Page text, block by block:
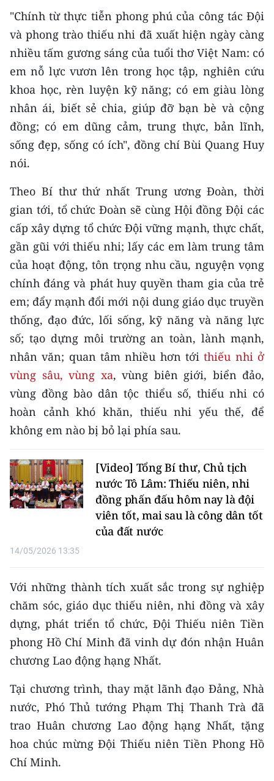
Trung du và miền núi phía Bắc
Đồng bằng sông Hồng
Bắc Trung Bộ
Duyên hải Nam Trung Bộ và Tây
Nguyên
Đông Nam Bộ
Chuyên trang Hà Nội
Chuyên trang TP. Hồ Chí Minh
CHUYÊN ĐỀ
CÁC CHUYÊN TRANG
VỀ BÁO NHÂN DÂN
THỜI NAY
NHÂN DÂN CUỐI TUẦN
NHÂN DÂN HẰNG THÁNG
ĐỌC BÁO IN
РУССКИЙ
ESPAÑOL
한국어
"Chính từ thực tiễn phong phú của công tác Đội
và phong trào thiếu nhi đã xuất hiện ngày càng
nhiều tấm gương sáng của tuổi thơ Việt Nam: có
em nỗ lực vươn lên trong học tập, nghiên cứu
khoa học, rèn luyện kỹ năng; có em giàu lòng
nhân ái, biết sẻ chia, giúp đỡ bạn bè và cộng
đồng; có em dũng cảm, trung thực, bản lĩnh,
sống đẹp, sống có ích", đồng chí Bùi Quang Huy
nói.
Theo Bí thư thứ nhất Trung ương Đoàn, thời
gian tới, tổ chức Đoàn sẽ cùng Hội đồng Đội các
cấp xây dựng tổ chức Đội vững mạnh, thực chất,
gần gũi với thiếu nhi; lấy các em làm trung tâm
của hoạt động, tôn trọng nhu cầu, nguyện vọng
chính đáng và phát huy quyền tham gia của trẻ
em; đẩy mạnh đổi mới nội dung giáo dục truyền
thống, đạo đức, lối sống, kỹ năng và năng lực
số; tạo dựng môi trường an toàn, lành mạnh,
nhân văn; quan tâm nhiều hơn tớithiếu nhi ở
vùng sâu, vùng xa, vùng biên giới, biển đảo,
vùng đồng bào dân tộc thiểu số, thiếu nhi có
hoàn cảnh khó khăn, thiếu nhi yếu thế, để
không em nào bị bỏ lại phía sau.
[Video] Tổng Bí thư, Chủ tịch
nước Tô Lâm: Thiếu niên, nhi
đồng phấn đấu hôm nay là đội
viên tốt, mai sau là công dân tốt
của đất nước
14/05/2026 13:35
Với những thành tích xuất sắc trong sự nghiệp
chăm sóc, giáo dục thiếu niên, nhi đồng và xây
dựng, phát triển tổ chức, Đội Thiếu niên Tiền
phong Hồ Chí Minh đã vinh dự đón nhận Huân
chương Lao động hạng Nhất.
Tại chương trình, thay mặt lãnh đạo Đảng, Nhà
nước, Phó Thủ tướng Phạm Thị Thanh Trà đã
trao Huân chương Lao động hạng Nhất, tặng
hoa chúc mừng Đội Thiếu niên Tiền Phong Hồ
Chí Minh.